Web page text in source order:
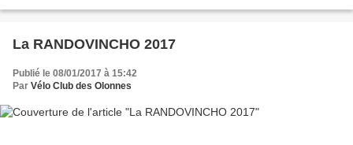
La RANDOVINCHO 2017
Publié le 08/01/2017 à 15:42
Par Vélo Club des Olonnes